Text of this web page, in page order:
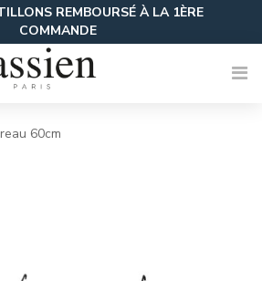
REMBOURSÉ À LA 1ÈRE
COMMANDE
60cm